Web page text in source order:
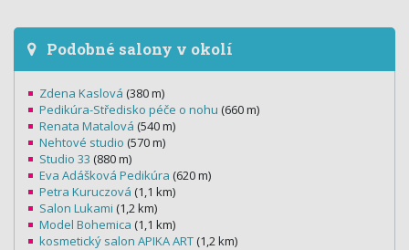
Podobné salony v okolí
Zdena Kaslová (380 m)
Pedikúra-Středisko péče o nohu (660 m)
Renata Matalová (540 m)
Nehtové studio (570 m)
Studio 33 (880 m)
Eva Adášková Pedikúra (620 m)
Petra Kuruczová (1,1 km)
Salon Lukami (1,2 km)
Model Bohemica (1,1 km)
kosmetický salon APIKA ART (1,2 km)